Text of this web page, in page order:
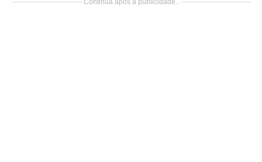
Continua após a publicidade..